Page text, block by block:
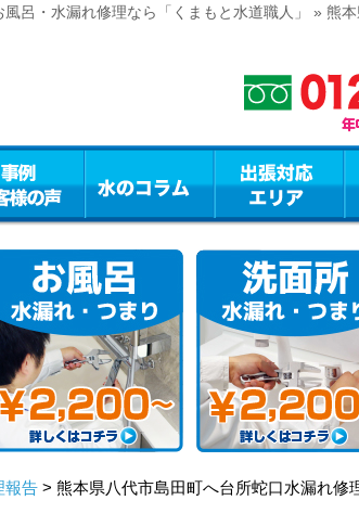
呂・水漏れ修理なら「くまもと水道職人」 » 熊
報告 > 熊本県八代市島田町へ台所蛇口水漏れ修